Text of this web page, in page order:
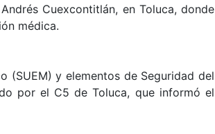
Cuexcontitlán, en Toluca, donde
médica.
(SUEM) y elementos de Seguridad del
por el C5 de Toluca, que informó el